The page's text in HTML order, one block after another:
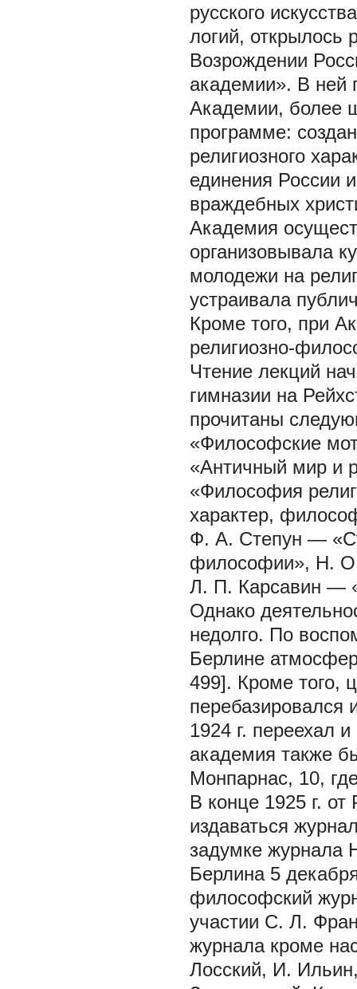
русского
логий,
Возрождении
академии». В ней
Академии, более
программе:
религиозного
единения России
враждебных
Академия
организовывала
молодежи на
устраивала
Кроме того, при
религиозно-
Чтение лекций
гимназии на
прочитаны
«Философские
«Античный мир и
«Философия
характер,
Ф. А. Степун —
философии», Н.
Л. П. Карсавин —
Однако
недолго. По
Берлине
499]. Кроме того,
перебазировался
1924 г. переехал
академия также
Монпарнас, 10,
В конце 1925 г.
издаваться
задумке журнала
Берлина 5
философский
участии С. Л.
журнала кроме
Лосский, И.